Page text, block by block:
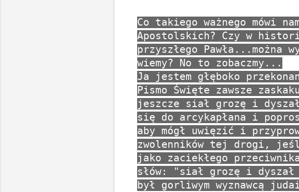
Co takiego ważnego mówi
Apostolskich? Czy w
przyszłego
wiemy? No to zobaczmy...
Ja jestem głęboko
Pismo Święte zawsze
jeszcze siał grozę i
się do arcykapłana i
aby mógł uwięzić i
zwolenników tej drogi,
jako zaciekłego
słów: "siał grozę i
był gorliwym wyznawcą